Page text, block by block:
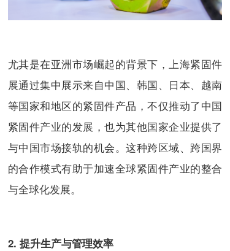
尤其是在亚洲市场崛起的背景下，上海紧固件
展通过集中展示来自中国、韩国、日本、越南
等国家和地区的紧固件产品，不仅推动了中国
紧固件产业的发展，也为其他国家企业提供了
与中国市场接轨的机会。这种跨区域、跨国界
的合作模式有助于加速全球紧固件产业的整合
与全球化发展。
2. 提升生产与管理效率